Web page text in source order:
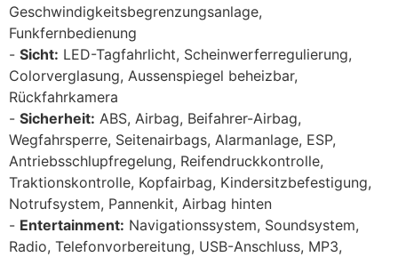
Geschwindigkeitsbegrenzungsanlage,
Funkfernbedienung
Sicht: LED-Tagfahrlicht, Scheinwerferregulierung,
Colorverglasung, Aussenspiegel beheizbar,
Rückfahrkamera
Sicherheit: ABS, Airbag, Beifahrer-Airbag,
Wegfahrsperre, Seitenairbags, Alarmanlage, ESP,
Antriebsschlupfregelung, Reifendruckkontrolle,
Traktionskontrolle, Kopfairbag, Kindersitzbefestigung,
Notrufsystem, Pannenkit, Airbag hinten
Entertainment: Navigationssystem, Soundsystem,
Radio, Telefonvorbereitung, USB-Anschluss, MP3,